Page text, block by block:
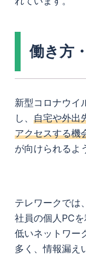
働き方
新型コロナウイ
し、 自宅や外出
アクセスする機
が向けられるよ
テレワークでは
社員の個人PC
低いネットワー
多く、情報漏え